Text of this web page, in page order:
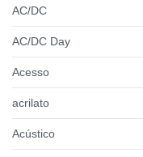
AC/DC
AC/DC Day
Acesso
acrilato
Acústico